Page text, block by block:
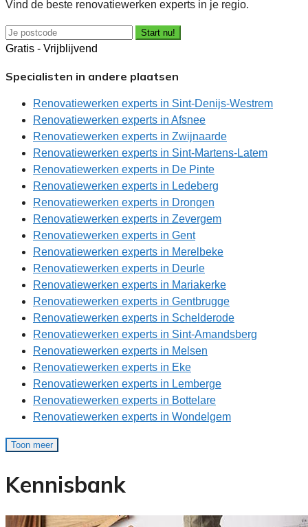
Vind de beste renovatiewerken experts in je regio.
Start nu!
Gratis - Vrijblijvend
Specialisten in andere plaatsen
Renovatiewerken experts in Sint-Denijs-Westrem
Renovatiewerken experts in Afsnee
Renovatiewerken experts in Zwijnaarde
Renovatiewerken experts in Sint-Martens-Latem
Renovatiewerken experts in De Pinte
Renovatiewerken experts in Ledeberg
Renovatiewerken experts in Drongen
Renovatiewerken experts in Zevergem
Renovatiewerken experts in Gent
Renovatiewerken experts in Merelbeke
Renovatiewerken experts in Deurle
Renovatiewerken experts in Mariakerke
Renovatiewerken experts in Gentbrugge
Renovatiewerken experts in Schelderode
Renovatiewerken experts in Sint-Amandsberg
Renovatiewerken experts in Melsen
Renovatiewerken experts in Eke
Renovatiewerken experts in Lemberge
Renovatiewerken experts in Bottelare
Renovatiewerken experts in Wondelgem
Toon meer
Kennisbank